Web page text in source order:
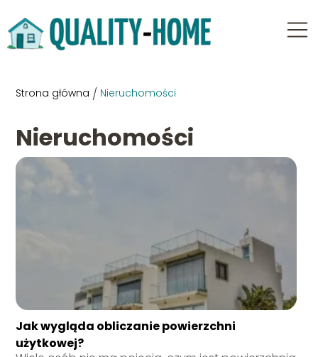
Strona główna / Nieruchomości
Nieruchomości
Jak wygląda obliczanie powierzchni
użytkowej?